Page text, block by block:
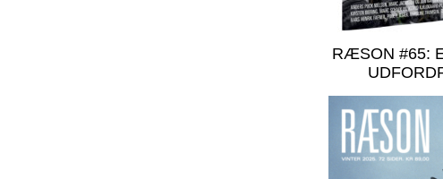
RÆSON #65: